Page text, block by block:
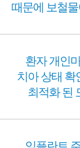
때문에 보철
환자 개인
치아 상태 확
최적화 된